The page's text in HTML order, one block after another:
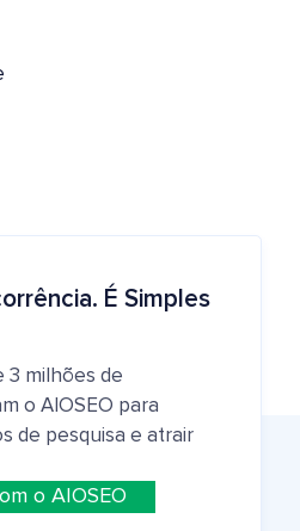
É Simples
3 milhões de
o AIOSEO para
de pesquisa e atrair
o AIOSEO